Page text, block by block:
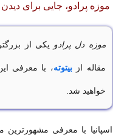
موزه پرادو، جایی برای
موزه دل پرادو یکی از
مقاله ازبیتوته، با معرفی
خواهید شد.
اسپانیا با معرفی مشهورترین